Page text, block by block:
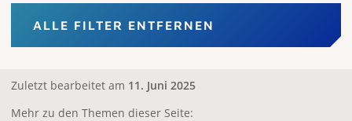
ALLE FILTER ENTFERNEN
Zuletzt bearbeitet am 11. Juni 2025
Mehr zu den Themen dieser Seite: